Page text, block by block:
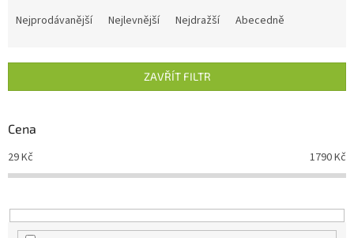
í
r
o
d
u
t
ů
Nejprodávanější Nejlevnější Nejdražší Abecedně
ZAVŘÍT FILTR
Cena
29Kč 1790Kč